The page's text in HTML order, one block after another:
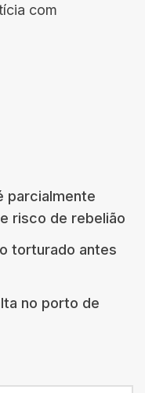
com
parcialmente
risco de rebelião
torturado antes
no porto de